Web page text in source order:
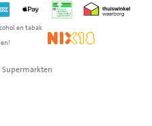
Express
Apple Pay Thuiswinkel
en tabak
NIX18